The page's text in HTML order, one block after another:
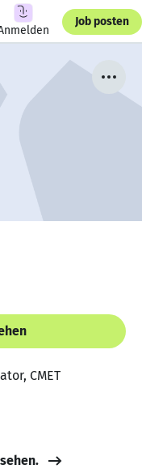
Job posten
CMET